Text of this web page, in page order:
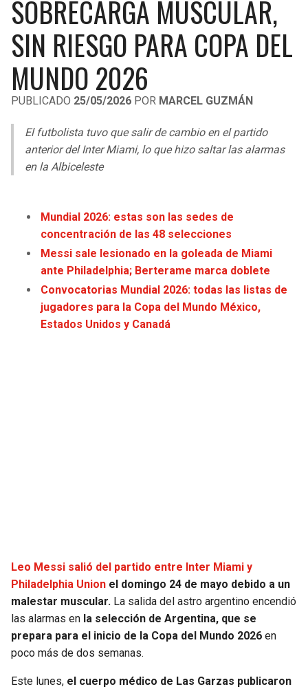
LIGA DE EXPANSIÓN MX
LEAGUES CUP
UEFA EUROPA LEAGUE
UEFA CONFERENCE LEAGUE
MLS
COPA LIBERTADORES
COPA SUDAMERICANA
LIGA BETPLAY
RAIDERS
CHARGERS
RAVENS
STEELERS
TEXANS
COLTS
JAGUARS
RAMS
49ERS
SEAHAWKS
BEARS
CAVALIERS
PISTONS
PACERS
HORNETS
HEAT
MAGIC
WIZARDS
ROCKETS
GRIZZLIES
PELICANS
SPURS
SOBRECARGA MUSCULAR,
SIN RIESGO PARA COPA DEL
MUNDO 2026
PUBLICADO 25/05/2026 POR MARCEL GUZMÁN
El futbolista tuvo que salir de cambio en el partido
anterior del Inter Miami, lo que hizo saltar las alarmas
en la Albiceleste
Mundial 2026: estas son las sedes de
concentración de las 48 selecciones
Messi sale lesionado en la goleada de Miami
ante Philadelphia; Berterame marca doblete
Convocatorias Mundial 2026: todas las listas de
jugadores para la Copa del Mundo México,
Estados Unidos y Canadá
Leo Messi salió del partido entre Inter Miami y
Philadelphia Union el domingo 24 de mayo debido a un
malestar muscular. La salida del astro argentino encendió
las alarmas en la selección de Argentina, que se
prepara para el inicio de la Copa del Mundo 2026 en
poco más de dos semanas.
Este lunes, el cuerpo médico de Las Garzas publicaron